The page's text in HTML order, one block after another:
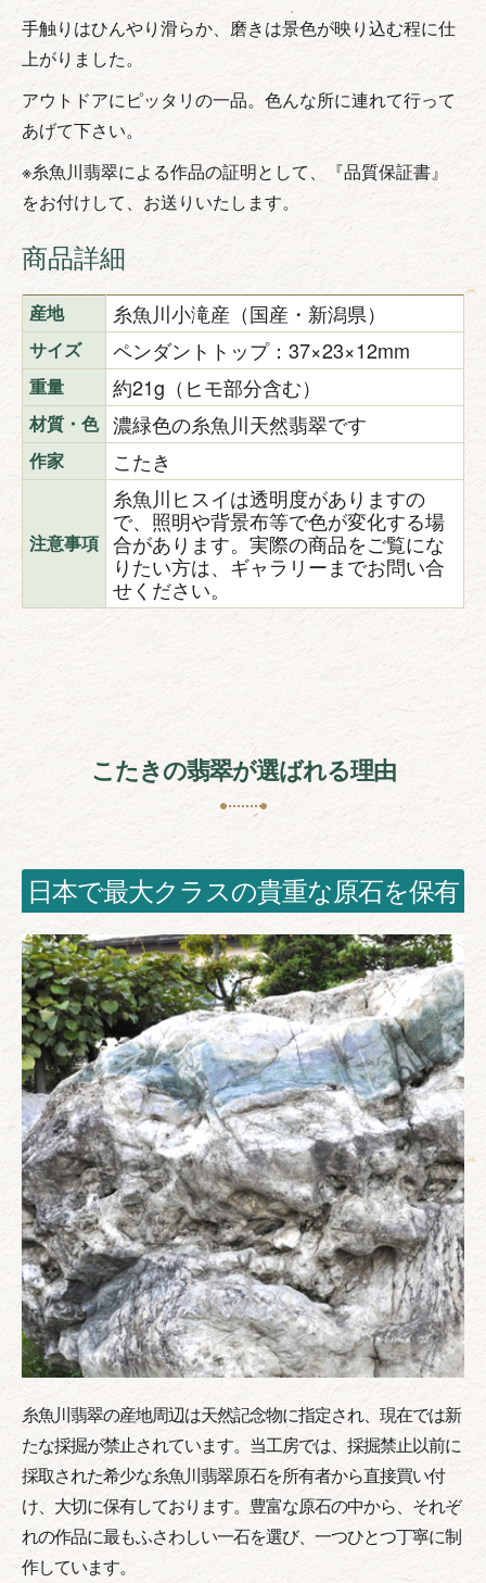
手触りはひんやり滑らか、磨きは景色が映り込む程に仕
上がりました。
アウトドアにピッタリの一品。色んな所に連れて行って
あげて下さい。
※糸魚川翡翠による作品の証明として、『品質保証書』
をお付けして、お送りいたします。
商品詳細
産地 糸魚川小滝産（国産・新潟県）
サイズ ペンダントトップ：37×23×12mm
重量 約21g（ヒモ部分含む）
材質・色 濃緑色の糸魚川天然翡翠です
作家 こたき
注意事項
糸魚川ヒスイは透明度がありますの
で、照明や背景布等で色が変化する場
合があります。実際の商品をご覧にな
りたい方は、ギャラリーまでお問い合
せください。
こたきの翡翠が選ばれる理由
日本で最大クラスの貴重な原石を保有
糸魚川翡翠の産地周辺は天然記念物に指定され、現在では新
たな採掘が禁止されています。当工房では、採掘禁止以前に
採取された希少な糸魚川翡翠原石を所有者から直接買い付
け、大切に保有しております。豊富な原石の中から、それぞ
れの作品に最もふさわしい一石を選び、一つひとつ丁寧に制
作しています。